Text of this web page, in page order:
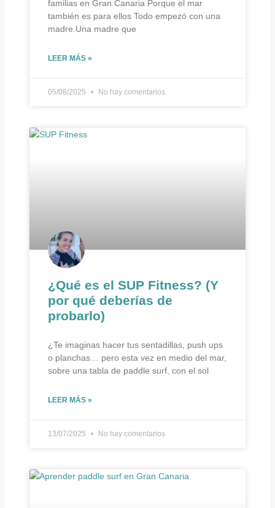
familias en Gran Canaria Porque el mar
también es para ellos Todo empezó con una
madre.Una madre que
LEER MÁS »
05/08/2025 No hay comentarios
¿Qué es el SUP Fitness? (Y
por qué deberías de
probarlo)
¿Te imaginas hacer tus sentadillas, push ups
o planchas… pero esta vez en medio del mar,
sobre una tabla de paddle surf, con el sol
LEER MÁS »
13/07/2025 No hay comentarios